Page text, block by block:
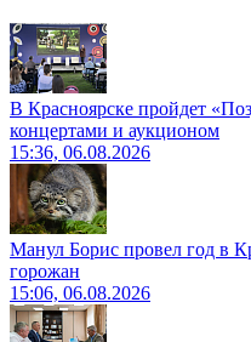
В Красноярске пройдет
концертами и аукционом
15:36, 06.08.2026
Манул Борис провел год в
горожан
15:06, 06.08.2026